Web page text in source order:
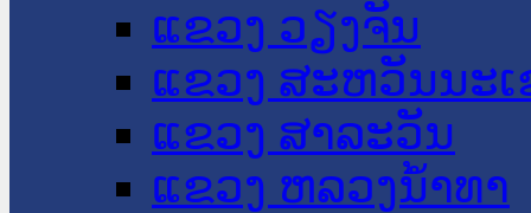
ແຂວງ ວຽງຈັນ
ແຂວງ ສະຫວັນນະ
ແຂວງ ສາລະວັນ
ແຂວງ ຫລວງນໍ້າທາ